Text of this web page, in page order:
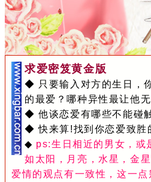
求爱密笈黄金版
◆ 只要输入对方的生日，
的最爱？哪种异性最让他
◆ 他谈恋爱有哪些不能碰
◆ 快来算!找到你恋爱致胜
◆ ps:生日相近的男女，或
如太阳，月亮，水星，金
爱情的观点有一致性，这一点